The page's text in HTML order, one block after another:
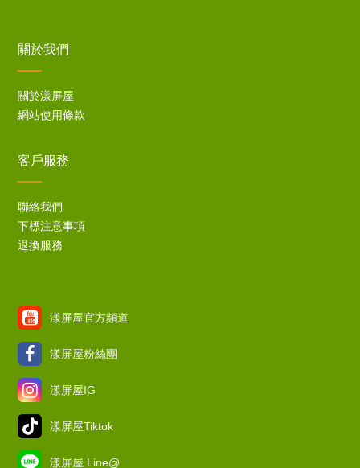
關於我們
關於漾屏屋
網站使用條款
客戶服務
聯絡我們
下標注意事項
退換服務
漾屏屋官方頻道
漾屏屋粉絲團
漾屏屋IG
漾屏屋Tiktok
漾屏屋 Line@